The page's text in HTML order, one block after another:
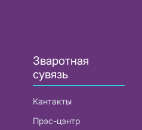
Зваротная
сувязь
Кантакты
Прэс-цэнтр